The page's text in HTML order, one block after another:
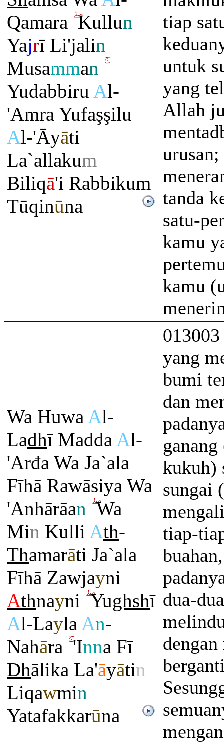
Qamara Kullun
Yajrī Li'jalin
Musamman
Yudabbiru Al-
'Amra Yufaşşilu
Al-'Āyāti
La`allakum
Biliqā'i Rabbikum
Tūqinūna
tiap
untuk
yang
Allah
tanda
satu-
kamu
kamu
Wa HuwaAl-
Ladhī MaddaAl-
'Arđa Wa Ja`ala
Fīhā Rawāsiya Wa
'Anhārāan Wa
Min Kulli Ath-
Thamarāti Ja`ala
Fīhā Zawjayni
Athnayni Yughshī
Al-LaylaAn-
Nahāra 'Inna Fī
Dhālika La'āyātin
Liqawmin
Yatafakkarūna
yang
bumi
dan
kukuh)
sungai
tiap-
dua-